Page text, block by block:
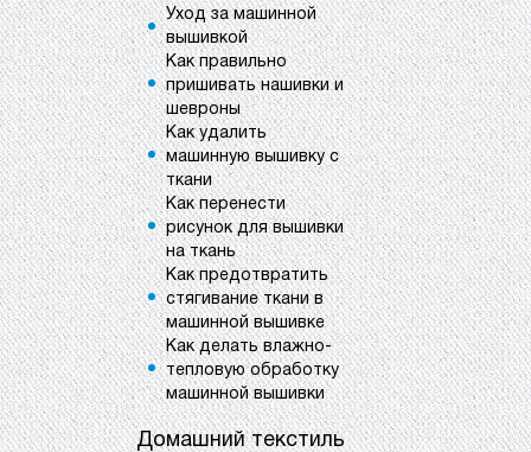
Уход за машинной
вышивкой
Как правильно
пришивать нашивки и
шевроны
Как удалить
машинную вышивку с
ткани
Как перенести
рисунок для вышивки
на ткань
Как предотвратить
стягивание ткани в
машинной вышивке
Как делать влажно-
тепловую обработку
машинной вышивки
Домашний текстиль